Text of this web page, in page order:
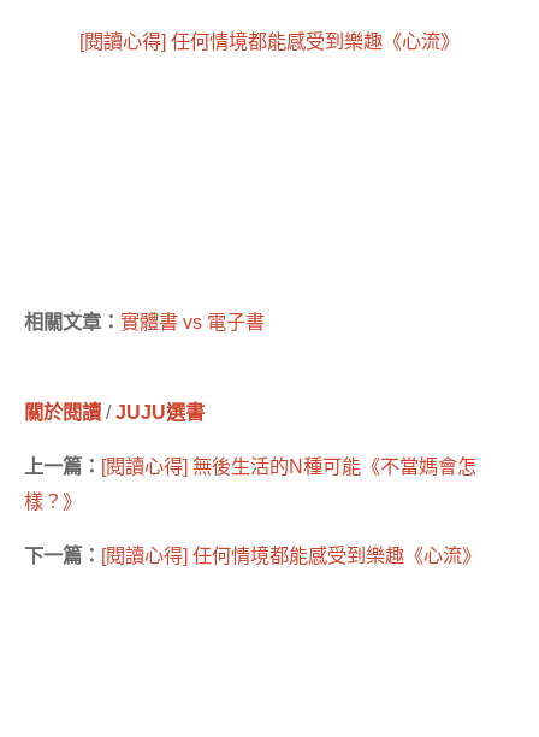
[閱讀心得] 任何情境都能感受到樂趣《心流》
相關文章：實體書 vs 電子書
關於閱讀 /JUJU選書
上一篇： [閱讀心得] 無後生活的N種可能《不當媽會怎
樣？》
下一篇： [閱讀心得] 任何情境都能感受到樂趣《心流》